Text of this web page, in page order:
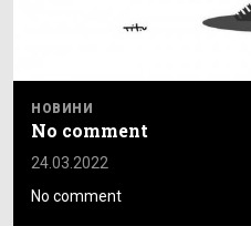
НОВИНИ
No comment
24.03.2022
No comment